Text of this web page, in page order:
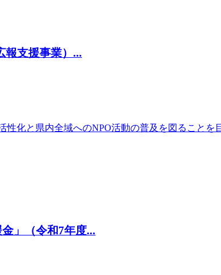
報支援事業）...
化と県内全域へのNPO活動の普及を図ることを
」（令和7年度...